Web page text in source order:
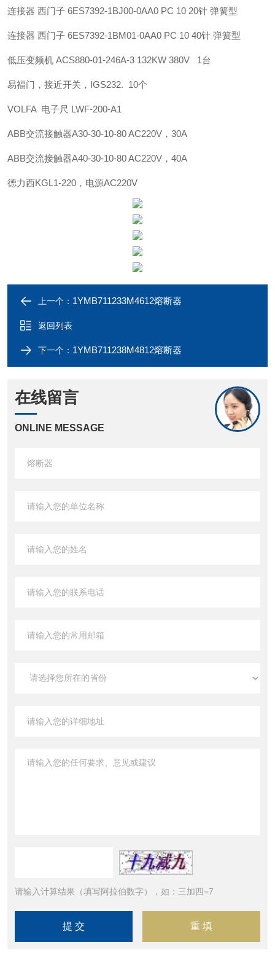
连接器 西门子 6ES7392-1BJ00-0AA0 PC 10 20针 弹簧型
连接器 西门子 6ES7392-1BM01-0AA0 PC 10 40针 弹簧型
低压变频机 ACS880-01-246A-3 132KW 380V 1台
易福门，接近开关，IGS232. 10个
VOLFA 电子尺 LWF-200-A1
ABB交流接触器A30-30-10-80 AC220V，30A
ABB交流接触器A40-30-10-80 AC220V，40A
德力西KGL1-220，电源AC220V
上一个： 1YMB711233M4612熔断器
返回列表
下一个： 1YMB711238M4812熔断器
在线留言
ONLINE MESSAGE
请输入计算结果（填写阿拉伯数字），如：三加四=7